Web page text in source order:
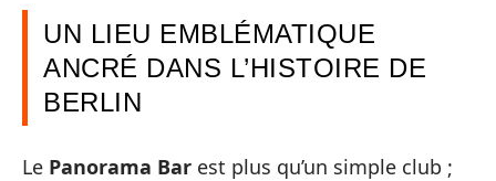
UN LIEU EMBLÉMATIQUE
ANCRÉ DANS L’HISTOIRE DE
BERLIN
Le Panorama Bar est plus qu’un simple club ;